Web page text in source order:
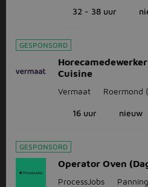
32 - 38 uur
GESPONSORD
Cuisine
Vermaat Roermond
16 uur nieuw
GESPONSORD
Operator Oven
ProcessJobs